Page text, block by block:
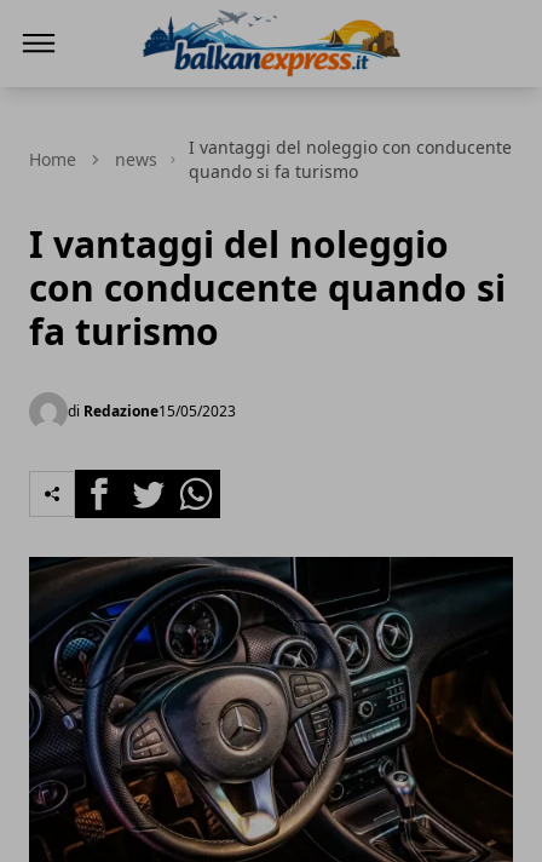
Home news
I vantaggi del noleggio con conducente
quando si fa turismo
I vantaggi del noleggio
con conducente quando si
fa turismo
di Redazione15/05/2023
FacebookTwitterWhatsapp